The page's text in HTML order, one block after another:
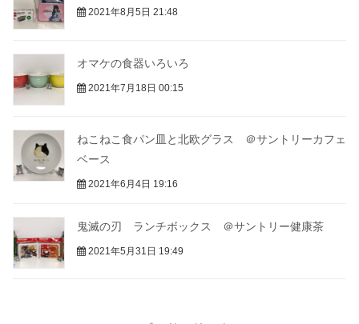
2021年8月5日 21:48
オマケの食器いろいろ
2021年7月18日 00:15
ねこねこ食パン皿と北欧グラス ＠サントリーカフェ
ベース
2021年6月4日 19:16
鬼滅の刃 ランチボックス ＠サントリー健康茶
2021年5月31日 19:49